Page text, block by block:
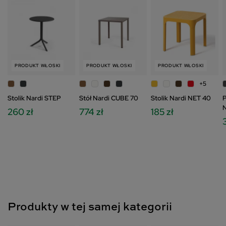
PRODUKT WŁOSKI
Stolik Nardi STEP
260 zł
PRODUKT WŁOSKI
Stół Nardi CUBE 70
774 zł
PRODUKT WŁOSKI
+5
Stolik Nardi NET 40
185 zł
Produkty w tej samej kategorii